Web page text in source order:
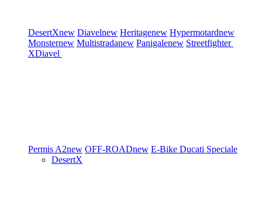
DesertXnew Diavelnew Heritagenew Hypermotardnew
Monsternew Multistradanew Panigalenew Streetfighter
XDiavel
Permis A2new OFF-ROADnew E-Bike Ducati Speciale
DesertX